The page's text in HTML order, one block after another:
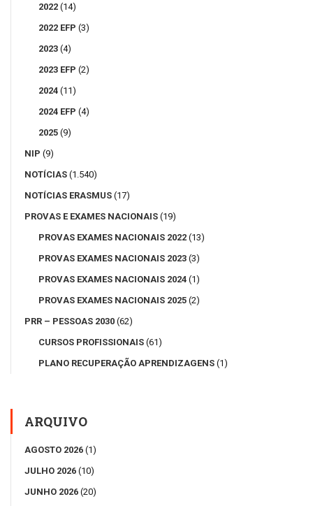
2022 (14)
2022 EFP (3)
2023 (4)
2023 EFP (2)
2024 (11)
2024 EFP (4)
2025 (9)
NIP (9)
NOTÍCIAS (1.540)
NOTÍCIAS ERASMUS (17)
PROVAS E EXAMES NACIONAIS (19)
PROVAS EXAMES NACIONAIS 2022 (13)
PROVAS EXAMES NACIONAIS 2023 (3)
PROVAS EXAMES NACIONAIS 2024 (1)
PROVAS EXAMES NACIONAIS 2025 (2)
PRR – PESSOAS 2030 (62)
CURSOS PROFISSIONAIS (61)
PLANO RECUPERAÇÃO APRENDIZAGENS (1)
ARQUIVO
AGOSTO 2026 (1)
JULHO 2026 (10)
JUNHO 2026 (20)